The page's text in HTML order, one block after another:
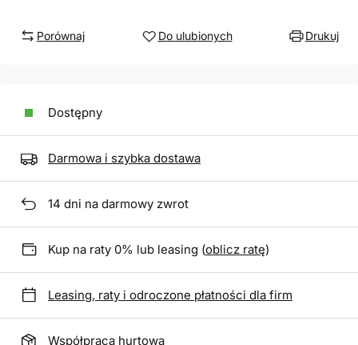
Porównaj Do ulubionych Drukuj
Dostępny
Darmowa i szybka dostawa
14 dni na darmowy zwrot
Kup na raty 0% lub leasing (oblicz ratę)
Leasing, raty i odroczone płatności dla firm
Współpraca hurtowa